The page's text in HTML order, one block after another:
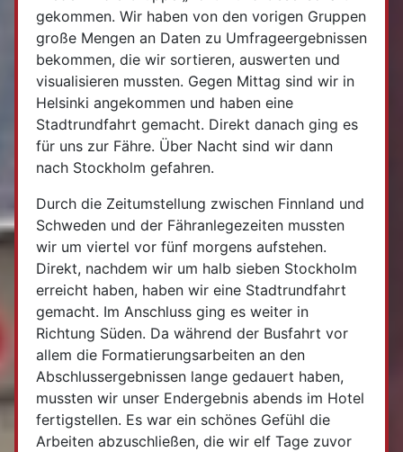
gekommen. Wir haben von den vorigen Gruppen
große Mengen an Daten zu Umfrageergebnissen
bekommen, die wir sortieren, auswerten und
visualisieren mussten. Gegen Mittag sind wir in
Helsinki angekommen und haben eine
Stadtrundfahrt gemacht. Direkt danach ging es
für uns zur Fähre. Über Nacht sind wir dann
nach Stockholm gefahren.
Durch die Zeitumstellung zwischen Finnland und
Schweden und der Fähranlegezeiten mussten
wir um viertel vor fünf morgens aufstehen.
Direkt, nachdem wir um halb sieben Stockholm
erreicht haben, haben wir eine Stadtrundfahrt
gemacht. Im Anschluss ging es weiter in
Richtung Süden. Da während der Busfahrt vor
allem die Formatierungsarbeiten an den
Abschlussergebnissen lange gedauert haben,
mussten wir unser Endergebnis abends im Hotel
fertigstellen. Es war ein schönes Gefühl die
Arbeiten abzuschließen, die wir elf Tage zuvor